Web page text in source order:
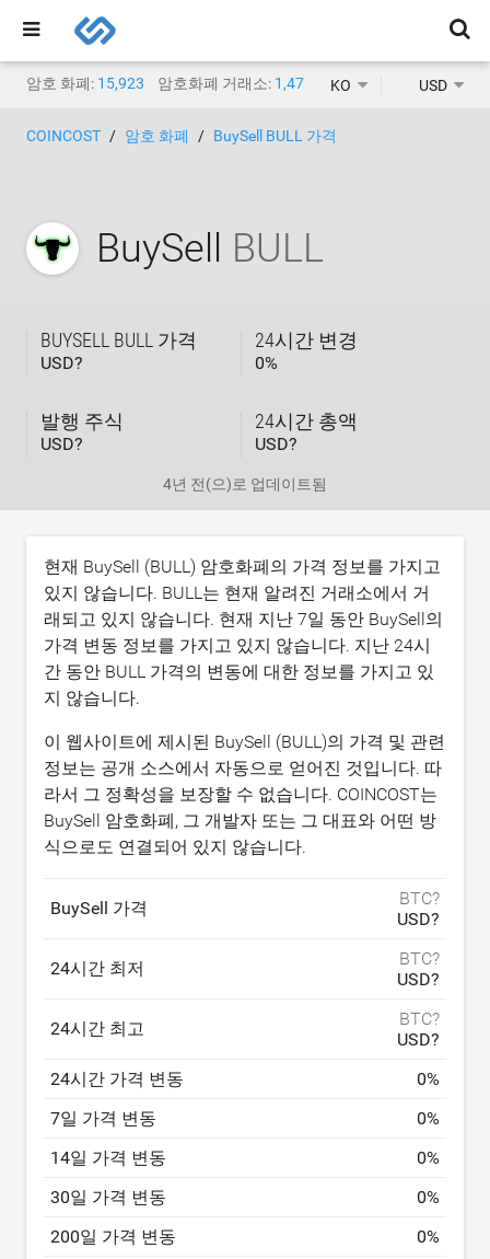
암호 화폐: 15,923 암호화폐 거래소: 1,471 KO USD
COINCOST 암호 화폐 BuySell BULL 가격
BuySell BULL
BUYSELL BULL 가격
USD?
24시간 변경
0%
발행 주식
USD?
24시간 총액
USD?
4년 전(으)로 업데이트됨
현재 BuySell (BULL) 암호화폐의 가격 정보를 가지고
있지 않습니다. BULL는 현재 알려진 거래소에서 거
래되고 있지 않습니다. 현재 지난 7일 동안 BuySell의
가격 변동 정보를 가지고 있지 않습니다. 지난 24시
간 동안 BULL 가격의 변동에 대한 정보를 가지고 있
지 않습니다.
이 웹사이트에 제시된 BuySell (BULL)의 가격 및 관련
정보는 공개 소스에서 자동으로 얻어진 것입니다. 따
라서 그 정확성을 보장할 수 없습니다. COINCOST는
BuySell 암호화폐, 그 개발자 또는 그 대표와 어떤 방
식으로도 연결되어 있지 않습니다.
BuySell 가격
BTC?
USD?
24시간 최저
BTC?
USD?
24시간 최고
BTC?
USD?
24시간 가격 변동
0%
7일 가격 변동
0%
14일 가격 변동
0%
30일 가격 변동
0%
200일 가격 변동
0%